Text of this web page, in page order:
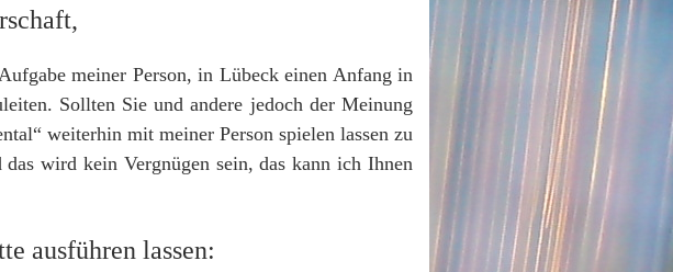
meiner Person, in Lübeck einen Anfang in
Sollten Sie und andere jedoch der Meinung
weiterhin mit meiner Person spielen lassen zu
wird kein Vergnügen sein, das kann ich Ihnen
ausführen lassen: